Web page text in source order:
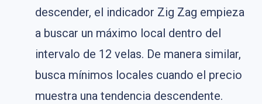
descender, el indicador Zig Zag empieza
a buscar un máximo local dentro del
intervalo de 12 velas. De manera similar,
busca mínimos locales cuando el precio
muestra una tendencia descendente.